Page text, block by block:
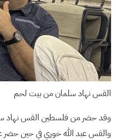
القس نهاد سلمان من بيت لحم
وقد حضر من فلسطين القس نهاد
والقس عبد الله خوري في حين حضر